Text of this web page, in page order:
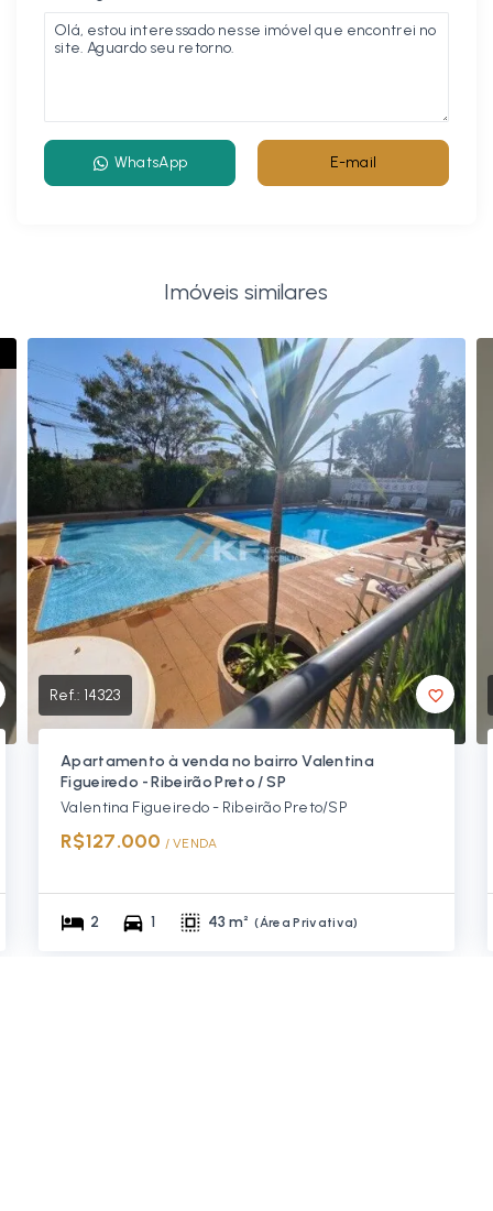
WhatsApp E-mail
Imóveis similares
Ref.: 14323
Apartamento à venda no bairro Valentina
Figueiredo - Ribeirão Preto / SP
Valentina Figueiredo - Ribeirão Preto/SP
R$127.000 / VENDA
2 1 43 m² (Área Privativa)